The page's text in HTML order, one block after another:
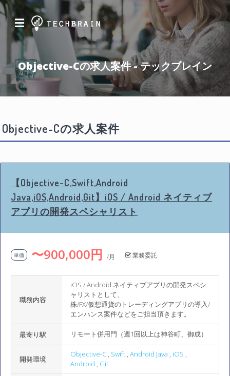
☰
Objective-Cの求人案件 - テックブレイン
Objective-Cの求人案件
【Objective-C,Swift,Android
Java,iOS,Android,Git】iOS / Android ネイティブ
アプリの開発スペシャリスト
単価 〜900,000円 /月 業務委託
職務内容
iOS / Android ネイティブアプリの開発スペシ
ャリストとして、
株/FX/仮想通貨のトレーディングアプリの導入/
エンハンス案件などをご担当頂きます。
最寄り駅 リモート併用門（週1回以上は神谷町、御成）
開発環境
Objective-C , Swift , Android Java , iOS ,
Android , Git